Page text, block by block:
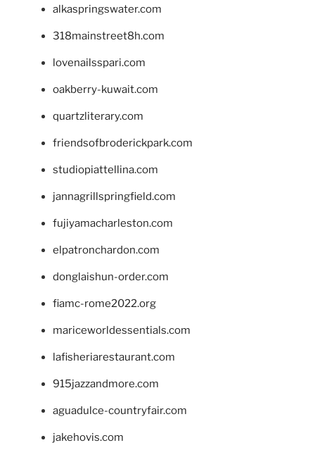
alkaspringswater.com
318mainstreet8h.com
lovenailsspari.com
oakberry-kuwait.com
quartzliterary.com
friendsofbroderickpark.com
studiopiattellina.com
jannagrillspringfield.com
fujiyamacharleston.com
elpatronchardon.com
donglaishun-order.com
fiamc-rome2022.org
mariceworldessentials.com
lafisheriarestaurant.com
915jazzandmore.com
aguadulce-countryfair.com
jakehovis.com